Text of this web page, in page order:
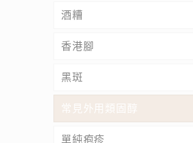
酒糟
香港腳
黑斑
常見外用類固醇
單純疱疹